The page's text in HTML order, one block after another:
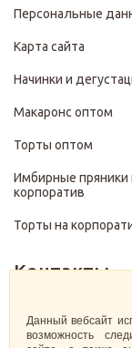
Персональные
Карта сайта
Начинки и
Макаронс оптом
Торты оптом
Имбирные пряники
корпоратив
Торты на
Контакты
+7 (499) 322-
Данный вебсайт
возможность